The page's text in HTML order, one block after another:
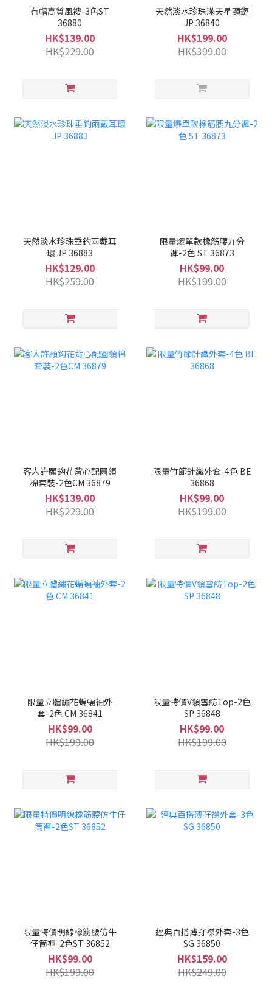
有帽高質風褸-3色ST
36880
HK$139.00
HK$229.00
天然淡水珍珠滿天星頸鏈
JP 36840
HK$199.00
HK$399.00
天然淡水珍珠垂釣兩戴耳
環 JP 36883
HK$129.00
HK$259.00
限量爆單款橡筋腰九分
褲-2色 ST 36873
HK$99.00
HK$199.00
客人許願鈎花背心配圓領
棉套裝-2色CM 36879
HK$139.00
HK$229.00
限量竹節針織外套-4色 BE
36868
HK$99.00
HK$199.00
限量立體繡花蝙蝠袖外
套-2色 CM 36841
HK$99.00
HK$199.00
限量特價V領雪紡Top-2色
SP 36848
HK$99.00
HK$199.00
限量特價明線橡筋腰仿牛
仔筒褲-2色ST 36852
HK$99.00
HK$199.00
經典百搭薄孖襟外套-3色
SG 36850
HK$159.00
HK$249.00